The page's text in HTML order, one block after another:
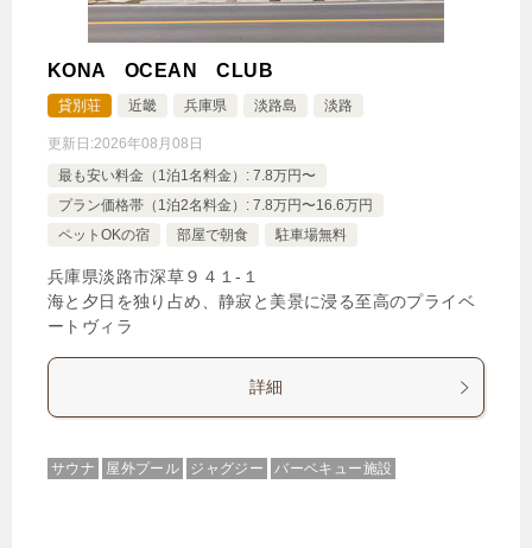
KONA OCEAN CLUB
貸別荘 近畿 兵庫県 淡路島 淡路
更新日:2026年08月08日
最も安い料金（1泊1名料金）: 7.8万円〜
プラン価格帯（1泊2名料金）: 7.8万円〜16.6万円
ペットOKの宿
部屋で朝食 駐車場無料
兵庫県淡路市深草９４１‐１
海と夕日を独り占め、静寂と美景に浸る至高のプライベ
ートヴィラ
詳細
サウナ 屋外プール ジャグジー バーベキュー施設